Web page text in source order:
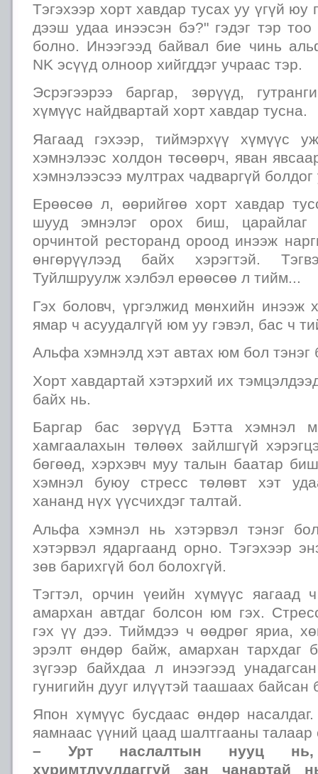
Тэгэхээр хорт хавдар тусах уу үгүй юу
дээш удаа инээсэн бэ?" гэдэг тэр тоо
болно. Инээгээд байвал бие чинь
NK эсүүд олноор хийгддэг учраас тэр.
Эсрэгээрээ баргар, зөрүүд,
хүмүүс найдвартай хорт хавдар тусна.
Яагаад гэхээр, тиймэрхүү хүмүүс
хэмнэлээс холдон төсөөрч, яван
хэмнэлээсээ мултрах чадваргүй
Ерөөсөө л, өөрийгөө хорт хавдар
шууд эмнэлэг орох биш, царайлаг
орчинтой ресторанд ороод инээж
өнгөрүүлээд байх хэрэгтэй.
Туйлшруулж хэлбэл ерөөсөө л тийм...
Гэх боловч, үргэлжид мөнхийн инээж
ямар ч асуудалгүй юм уу гэвэл, бас ч
Альфа хэмнэлд хэт автах юм бол тэнэг
Хорт хавдартай хэтэрхий их
байх нь.
Баргар бас зөрүүд Бэтта хэмнэл
хамгаалахын төлөөх зайлшгүй
бөгөөд, хэрхэвч муу талын баатар
хэмнэл буюу стресс төлөвт хэт
хананд нүх үүсчихдэг талтай.
Альфа хэмнэл нь хэтэрвэл тэнэг
хэтэрвэл ядаргаанд орно. Тэгэхээр
зөв барихгүй бол болохгүй.
Тэгтэл, орчин үеийн хүмүүс яагаад
амархан автдаг болсон юм гэх.
гэх үү дээ. Тиймдээ ч өөдрөг яриа,
эрэлт өндөр байж, амархан тархдаг
зүгээр байхдаа л инээгээд
гунигийн дууг илүүтэй таашаах байсан
Япон хүмүүс бусдаас өндөр
яамнаас үүний цаад шалтгааны талаар
– Урт наслалтын нууц нь,
хуримтлуулдаггүй зан чанартай